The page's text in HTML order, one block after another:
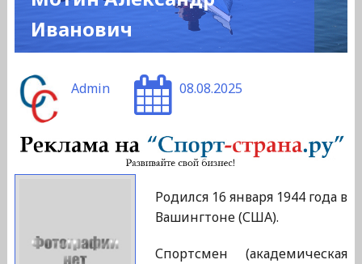
Иванович
Admin 08.08.2025
Родился 16 января 1944 года в
Вашингтоне (США).
Спортсмен (академическая